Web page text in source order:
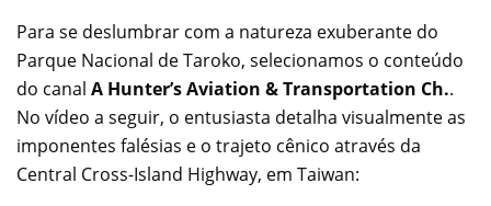
Para se deslumbrar com a natureza exuberante do
Parque Nacional de Taroko, selecionamos o conteúdo
do canal A Hunter’s Aviation & Transportation Ch..
No vídeo a seguir, o entusiasta detalha visualmente as
imponentes falésias e o trajeto cênico através da
Central Cross-Island Highway, em Taiwan: